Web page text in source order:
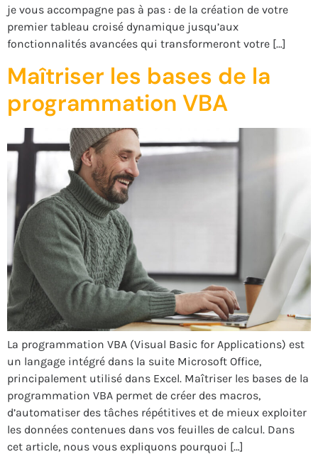
je vous accompagne pas à pas : de la création de votre
premier tableau croisé dynamique jusqu’aux
fonctionnalités avancées qui transformeront votre […]
Maîtriser les bases de la
programmation VBA
La programmation VBA (Visual Basic for Applications) est
un langage intégré dans la suite Microsoft Office,
principalement utilisé dans Excel. Maîtriser les bases de la
programmation VBA permet de créer des macros,
d’automatiser des tâches répétitives et de mieux exploiter
les données contenues dans vos feuilles de calcul. Dans
cet article, nous vous expliquons pourquoi […]